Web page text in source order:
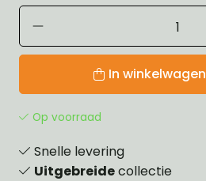
In winkelwagen
Op voorraad
Snelle levering
Uitgebreidecollectie